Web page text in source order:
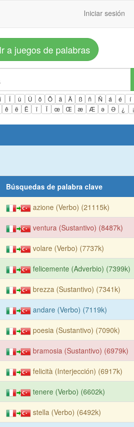
Iniciar sesión
Ir a juegos de palabras
î Î û Û ô Ô ä Ä ß ñ Ñ á é í
ê ë Ë ï Ï œ Œ æ Æ ə Ə ¿ ¡
Búsquedas de palabra clave
azione (Verbo) (21115k)
ventura (Sustantivo) (8487k)
volare (Verbo) (7737k)
felicemente (Adverbio) (7399k)
brezza (Sustantivo) (7341k)
andare (Verbo) (7119k)
poesia (Sustantivo) (7090k)
bramosia (Sustantivo) (6979k)
felicità (Interjección) (6917k)
tenere (Verbo) (6602k)
stella (Verbo) (6492k)